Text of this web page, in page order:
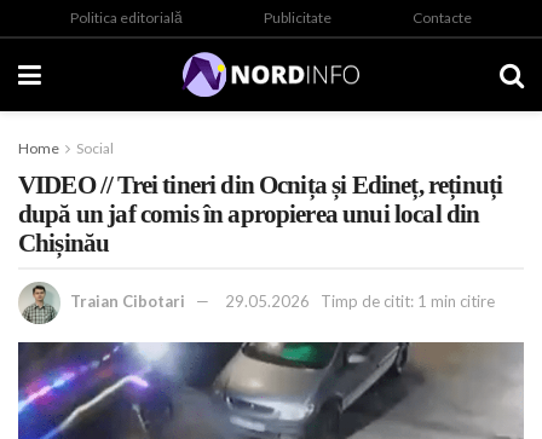
Politica editorială Publicitate Contacte
Home Social
VIDEO // Trei tineri din Ocnița și Edineț, reținuți
după un jaf comis în apropierea unui local din
Chișinău
Traian Cibotari 29.05.2026 Timp de citit: 1 min citire